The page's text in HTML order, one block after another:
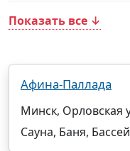
Показать все ↓
Афина-Паллада
Минск, Орловская
Сауна, Баня,